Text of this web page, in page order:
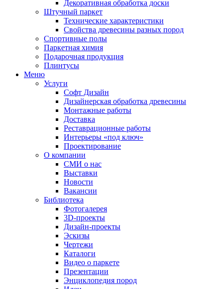
Декоративная обработка доски
Штучный паркет
Технические характеристики
Свойства древесины разных пород
Спортивные полы
Паркетная химия
Подарочная продукция
Плинтусы
Меню
Услуги
Софт Дизайн
Дизайнерская обработка древесины
Монтажные работы
Доставка
Реставрационные работы
Интерьеры «под ключ»
Проектирование
О компании
СМИ о нас
Выставки
Новости
Вакансии
Библиотека
Фотогалерея
3D-проекты
Дизайн-проекты
Эскизы
Чертежи
Каталоги
Видео о паркете
Презентации
Энциклопедия пород